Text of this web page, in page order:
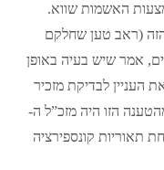
האשמות שווא.
הזה (ראב טען שחלקם
אמר שיש בעיה באופן
העניין לבדיקת מזכיר
הזו היה מזכ”ל ה-
תאוריות קונספירציה